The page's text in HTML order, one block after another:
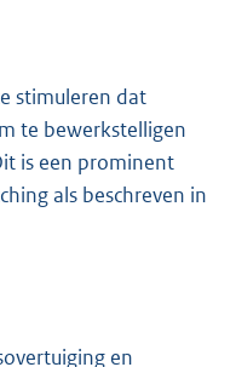
stimuleren dat
te bewerkstelligen
is een prominent
als beschreven in
en